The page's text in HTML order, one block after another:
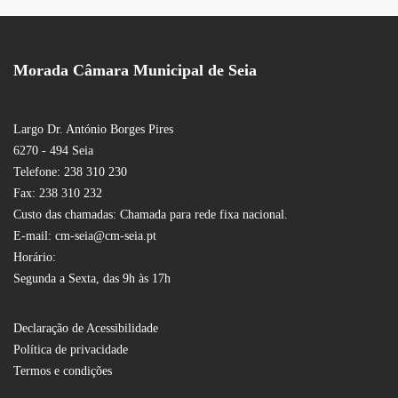
Morada Câmara Municipal de Seia
Largo Dr. António Borges Pires
6270 - 494 Seia
Telefone: 238 310 230
Fax: 238 310 232
Custo das chamadas: Chamada para rede fixa nacional.
E-mail: cm-seia@cm-seia.pt
Horário:
Segunda a Sexta, das 9h às 17h
Declaração de Acessibilidade
Política de privacidade
Termos e condições